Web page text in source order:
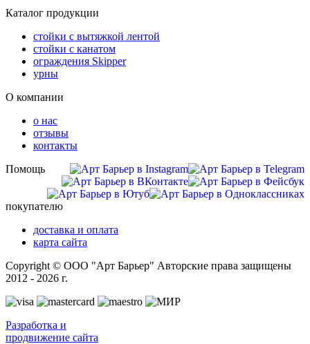
Каталог продукции
стойки с вытяжкой лентой
стойки с канатом
ограждения Skipper
урны
О компании
о нас
отзывы
контакты
Помощь
покупателю
доставка и оплата
карта сайта
Copyright © ООО "Арт Барьер" Авторские права защищены
2012 - 2026 г.
Разработка и
продвижение сайта